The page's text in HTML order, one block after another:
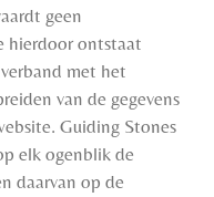
geen
hierdoor ontstaat
met het
van de gegevens
Guiding Stones
elk ogenblik de
daarvan op de